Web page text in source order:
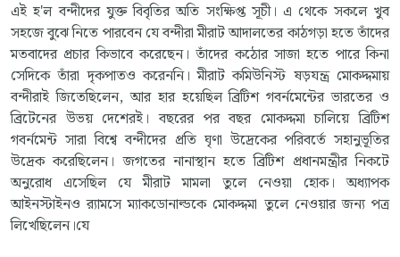
এই হ'ল বন্দীদের যুক্ত বিবৃতির অতি সংক্ষিপ্ত সূচী। এ থেকে সকলে খুব
সহজে বুঝে নিতে পারবেন যে বন্দীরা মীরাট আদালতের কাঠগড়া হতে তাঁদের
মতবাদের প্রচার কিভাবে করেছেন। তাঁদের কঠোর সাজা হতে পারে কিনা
সেদিকে তাঁরা দৃকপাতও করেননি। মীরাট কমিউনিস্ট ষড়যন্ত্র মোকদ্দমায়
বন্দীরাই জিতেছিলেন, আর হার হয়েছিল ব্রিটিশ গবর্নমেন্টের ভারতের ও
ব্রিটেনের উভয় দেশেরই। বছরের পর বছর মোকদ্দমা চালিয়ে ব্রিটিশ
গবর্নমেন্ট সারা বিশ্বে বন্দীদের প্রতি ঘৃণা উদ্রেকের পরিবর্তে সহানুভূতির
উদ্রেক করেছিলেন। জগতের নানাস্থান হতে ব্রিটিশ প্রধানমন্ত্রীর নিকটে
অনুরোধ এসেছিল যে মীরাট মামলা তুলে নেওয়া হোক। অধ্যাপক
আইনস্টাইনও র‍্যামসে ম্যাকডোনাল্ডকে মোকদ্দমা তুলে নেওয়ার জন্য পত্র
লিখেছিলেন।যে